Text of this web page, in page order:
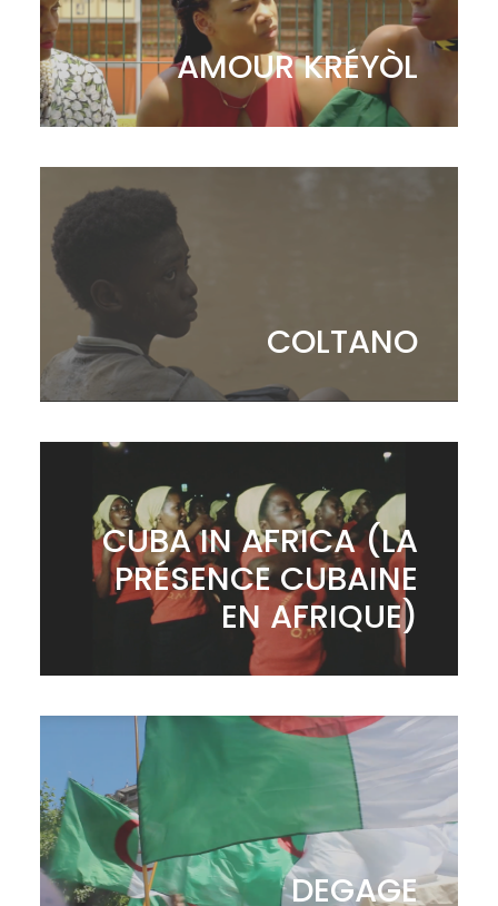
AMOUR KRÉYÒL
COLTANO
CUBA IN AFRICA (LA
PRÉSENCE CUBAINE
EN AFRIQUE)
DEGAGE